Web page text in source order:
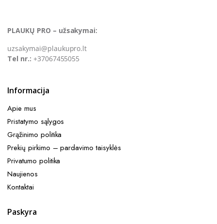
PLAUKŲ PRO – užsakymai:
uzsakymai@plaukupro.lt
Tel nr.: +37067455055
Informacija
Apie mus
Pristatymo sąlygos
Grąžinimo politika
Prekių pirkimo – pardavimo taisyklės​
Privatumo politika
Naujienos
Kontaktai
Paskyra